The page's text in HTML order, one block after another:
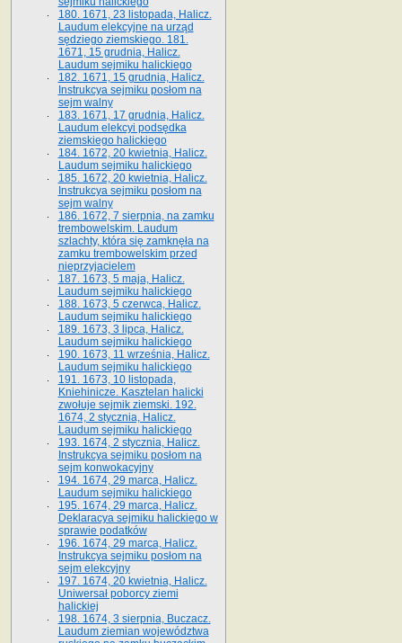
180. 1671, 23 listopada, Halicz.
Laudum elekcyjne na urząd
sędziego ziemskiego. 181.
1671, 15 grudnia, Halicz.
Laudum sejmiku halickiego
182. 1671, 15 grudnia, Halicz.
Instrukcya sejmiku posłom na
sejm walny
183. 1671, 17 grudnia, Halicz.
Laudum elekcyi podsędka
ziemskiego halickiego
184. 1672, 20 kwietnia, Halicz.
Laudum sejmiku halickiego
185. 1672, 20 kwietnia, Halicz.
Instrukcya sejmiku posłom na
sejm walny
186. 1672, 7 sierpnia, na zamku
trembowelskim. Laudum
szlachty, która się zamknęła na
zamku trembowelskim przed
nieprzyjacielem
187. 1673, 5 maja, Halicz.
Laudum sejmiku halickiego
188. 1673, 5 czerwca, Halicz.
Laudum sejmiku halickiego
189. 1673, 3 lipca, Halicz.
Laudum sejmiku halickiego
190. 1673, 11 września, Halicz.
Laudum sejmiku halickiego
191. 1673, 10 listopada,
Kniehinicze. Kasztelan halicki
zwołuje sejmik ziemski. 192.
1674, 2 stycznia, Halicz.
Laudum sejmiku halickiego
193. 1674, 2 stycznia, Halicz.
Instrukcya sejmiku posłom na
sejm konwokacyjny
194. 1674, 29 marca, Halicz.
Laudum sejmiku halickiego
195. 1674, 29 marca, Halicz.
Deklaracya sejmiku halickiego w
sprawie podatków
196. 1674, 29 marca, Halicz.
Instrukcya sejmiku posłom na
sejm elekcyjny
197. 1674, 20 kwietnia, Halicz.
Uniwersał poborcy ziemi
halickiej
198. 1674, 3 sierpnia, Buczacz.
Laudum ziemian województwa